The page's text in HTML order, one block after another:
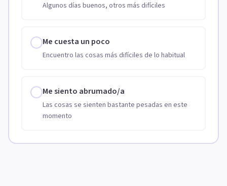
Algunos días buenos, otros más difíciles
Me cuesta un poco
Encuentro las cosas más difíciles de lo habitual
Me siento abrumado/a
Las cosas se sienten bastante pesadas en este
momento